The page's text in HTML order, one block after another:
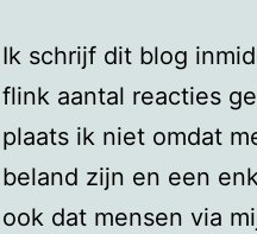
Ik schrijf dit blog
flink aantal reacties
plaats ik niet omdat
beland zijn en een
ook dat mensen via